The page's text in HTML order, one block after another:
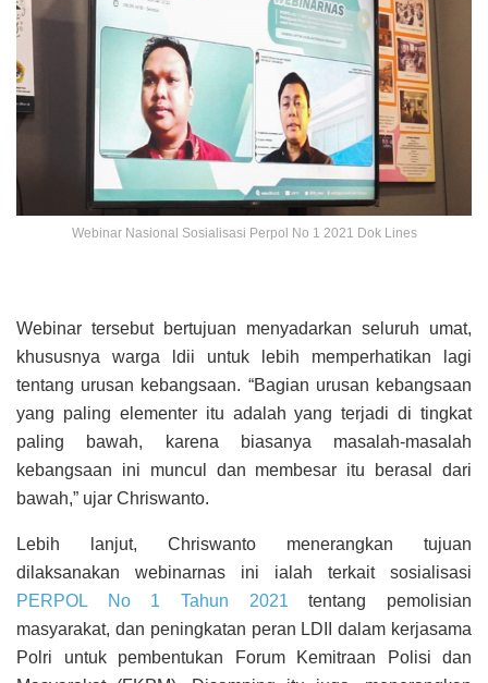
Webinar Nasional Sosialisasi Perpol No 1 2021 Dok Lines
Webinar tersebut bertujuan menyadarkan seluruh umat,
khususnya warga ldii untuk lebih memperhatikan lagi
tentang urusan kebangsaan. “Bagian urusan kebangsaan
yang paling elementer itu adalah yang terjadi di tingkat
paling bawah, karena biasanya masalah-masalah
kebangsaan ini muncul dan membesar itu berasal dari
bawah,” ujar Chriswanto.
Lebih lanjut, Chriswanto menerangkan tujuan
dilaksanakan webinarnas ini ialah terkait sosialisasi
PERPOL No 1 Tahun 2021 tentang pemolisian
masyarakat, dan peningkatan peran LDII dalam kerjasama
Polri untuk pembentukan Forum Kemitraan Polisi dan